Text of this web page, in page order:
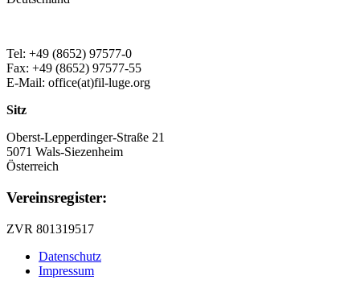
Tel: +49 (8652) 97577-0
Fax: +49 (8652) 97577-55
E-Mail: office(at)fil-luge.org
Sitz
Oberst-Lepperdinger-Straße 21
5071 Wals-Siezenheim
Österreich
Vereinsregister:
ZVR 801319517
Datenschutz
Impressum